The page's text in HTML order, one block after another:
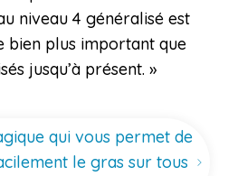
niveau 4 généralisé est
bien plus important que
jusqu’à présent. »
qui vous permet de
le gras sur tous